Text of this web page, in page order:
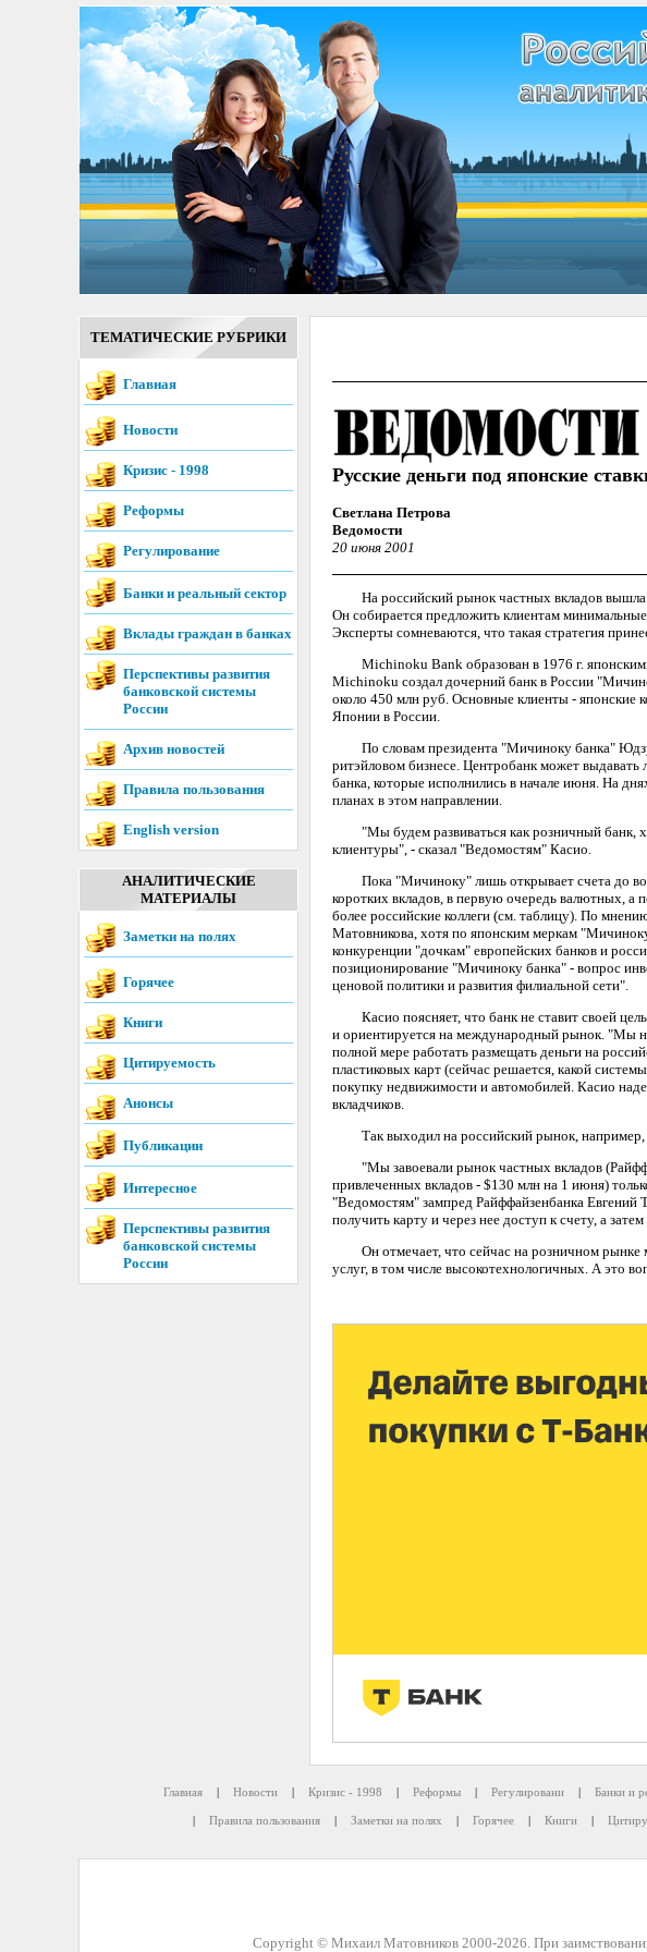
ТЕМАТИЧЕСКИЕ РУБРИКИ
Главная
Новости
Кризис - 1998
Реформы
Регулирование
Банки и реальный сектор
Вклады граждан в банках
Перспективы развития
банковской системы
России
Архив новостей
Правила пользования
English version
АНАЛИТИЧЕСКИЕ
МАТЕРИАЛЫ
Заметки на полях
Горячее
Книги
Цитируемость
Анонсы
Публикации
Интересное
Перспективы развития
банковской системы
России
Русские деньги под японские
Светлана Петрова
Ведомости
20 июня 2001
На российский рынок частных вкладов вышла
Он собирается предложить клиентам
Эксперты сомневаются, что такая стратегия
Michinoku Bank образован в 1976 г.
Michinoku создал дочерний банк в России
около 450 млн руб. Основные клиенты - японские
Японии в России.
По словам президента "Мичиноку банка"
ритэйловом бизнесе. Центробанк может выдавать
банка, которые исполнились в начале июня. На
планах в этом направлении.
"Мы будем развиваться как розничный банк,
клиентуры", - сказал "Ведомостям" Касио.
Пока "Мичиноку" лишь открывает счета до
коротких вкладов, в первую очередь валютных, а
более российские коллеги (см. таблицу). По
Матовникова, хотя по японским меркам
конкуренции "дочкам" европейских банков и
позиционирование "Мичиноку банка" - вопрос
ценовой политики и развития филиальной сети".
Касио поясняет, что банк не ставит своей
и ориентируется на международный рынок. "Мы
полной мере работать размещать деньги на
пластиковых карт (сейчас решается, какой
покупку недвижимости и автомобилей. Касио
вкладчиков.
Так выходил на российский рынок, например,
"Мы завоевали рынок частных вкладов
привлеченных вкладов - $130 млн на 1 июня)
"Ведомостям" зампред Райффайзенбанка Евгений
получить карту и через нее доступ к счету, а
Он отмечает, что сейчас на розничном рынке
услуг, в том числе высокотехнологичных. А это
Главная | Новости | Кризис - 1998 | Реформы | Регулировани | Банки и
| Правила пользования | Заметки на полях | Горячее | Книги |
Copyright © Михаил Матовников 2000-2026. При